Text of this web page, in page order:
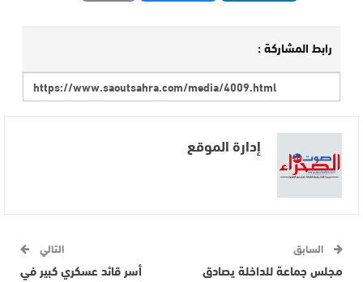
رابط المشاركة :
إدارة الموقع
السابق
مجلس جماعة للداخلة يصادق
التالي
أسر قائد عسكري كبير في